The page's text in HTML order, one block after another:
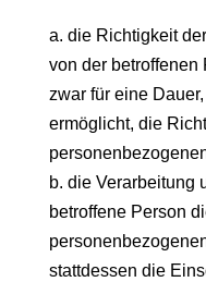
a. die Richtigkeit
von der betroffenen
zwar für eine
ermöglicht, die
b. die Verarbeitung
betroffene Person
stattdessen die